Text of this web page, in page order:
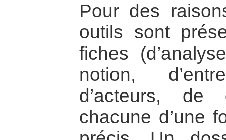
Pour des
outils sont
fiches
notion,
d’acteurs, de
chacune d’une